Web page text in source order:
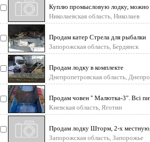
Куплю промысловую лодку, можно
реальную цену.
Николаевская область, Николаев
Продам катер Стрела для рыбалки
Запорожская область, Бердянск
Продам лодку в комплекте
Днепропетровская область,
Продам човен " Малютка-3". Всі
Киевская область, Яготин
Продам лодку Шторм, 2-х местную,
Состояние
Запорожская область, Запорожье